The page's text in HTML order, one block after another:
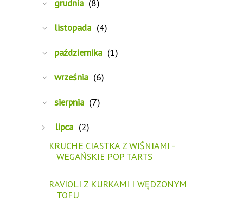
grudnia (8)
listopada (4)
października (1)
września (6)
sierpnia (7)
lipca (2)
KRUCHE CIASTKA Z WIŚNIAMI -
WEGAŃSKIE POP TARTS
RAVIOLI Z KURKAMI I WĘDZONYM
TOFU